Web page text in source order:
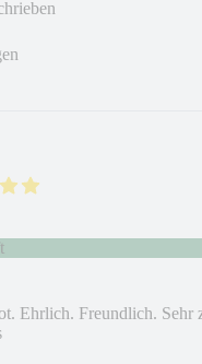
Ehrlich. Freundlich. Sehr